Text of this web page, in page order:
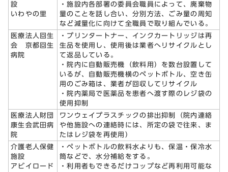
設
いわやの里
・施設内各部署の委員会職員によって、廃棄物
量のことを話し合い、分別方法、ごみ量の周知
など減量化に向けて全職員で取り組んでいる。
医療法人回生
会 京都回生
病院
・プリンタートナー、インクカートリッジは再
生品を使用し、使用後は業者へリサイクルとし
て返品している。
・院内に自動販売機（飲料用）を数台設置して
いるが、自動販売機横のペットボトル、空き缶
用のごみ箱は、業者が回収してリサイクル
・院内薬局で医薬品を患者へ渡す際のレジ袋の
使用抑制
医療法人財団
康生会武田病
院
ワンウェイプラスチックの排出抑制（院内連絡
や他施設への連絡時には、所定の袋で往来、ま
たはレジ袋を再使用）
介護老人保健
施設
アビイロード
・ペットボトルの飲料水よりも、保温・保冷水
筒などで、水分補給をする。
・利用者もできるだけコップなど再利用可能な